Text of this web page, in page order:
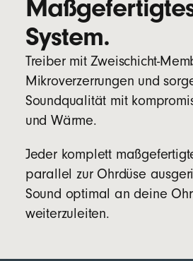
Einzelne Multifunktionstaste
Lieferumfang
Beats Solo Buds In-Ear
Case
Ohreinsätze in vier
Garantiekarte
(Netzadapter und USB-C
erhältlich)
System.
Treiber mit Zweischicht-
Mikroverzerrungen und
Soundqualität mit
und Wärme.
Jeder komplett
parallel zur Ohrdüse
Sound optimal an deine
weiterzuleiten.